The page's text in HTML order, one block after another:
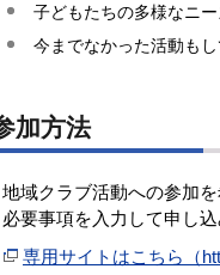
子どもたちの多様なニ
今までなかった活動も
加方法
地域クラブ活動への参加
必要事項を入力して申し込
専用サイトはこちら（